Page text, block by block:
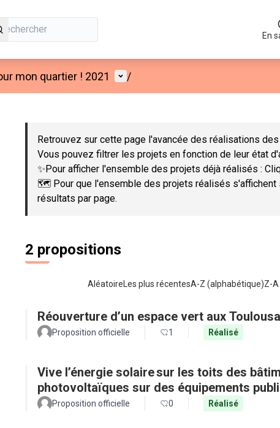
En
mon quartier ! 2021 Menu utilisateur
/
Passer la carte
Retrouvez sur cette page l'avancée des réalisations
Vous pouvez filtrer les projets en fonction de leur état
✨Pour afficher l'ensemble des projets déjà réalisés :
🗺️ Pour que l'ensemble des projets réalisés s'affichent
résultats par page.
2 propositions
Aléatoire Les plus récentesA-Z (alphabétique)Z-
Réouverture d’un espace vert aux
Proposition officielle 1 Réalisé
Vive l’énergie solaire sur les toits des
photovoltaïques sur des équipements
Proposition officielle 0 Réalisé